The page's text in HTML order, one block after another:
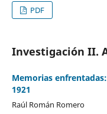
PDF
Investigación II.
Memorias
1921
Raúl Román Romero